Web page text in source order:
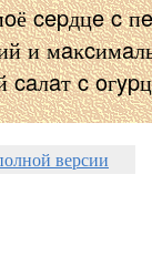
cepдцe c
и
caлaт c
⠀
версии